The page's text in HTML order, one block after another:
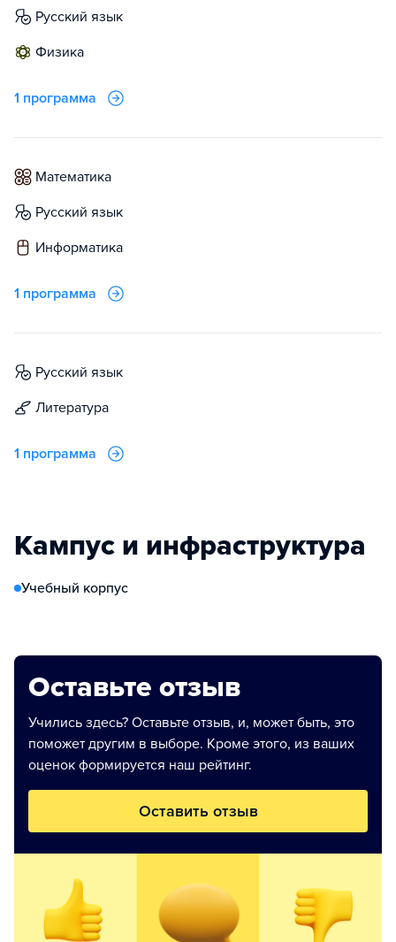
русский язык
физика
1 программа
математика
русский язык
информатика
1 программа
русский язык
литература
1 программа
Кампус и инфраструктура
Учебный корпус
Оставьте отзыв
Учились здесь? Оставьте отзыв, и, может быть, это
поможет другим в выборе. Кроме этого, из ваших
оценок формируется наш рейтинг.
Оставить отзыв